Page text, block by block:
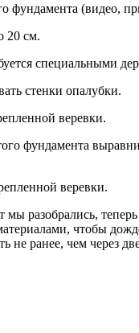
фундамента (видео,
20 см.
специальными
стенки опалубки.
веревки.
фундамента
веревки.
разобрались,
чтобы
не ранее, чем через